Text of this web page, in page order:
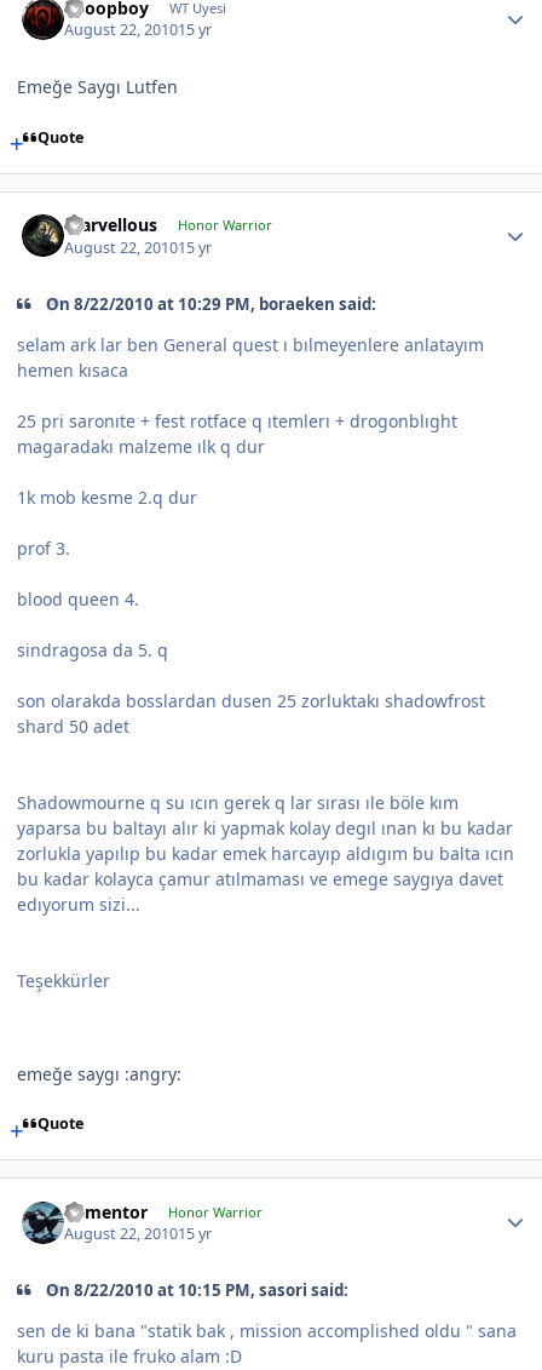
Snoopboy WT Uyesi
August 22, 201015 yr
Emeğe Saygı Lutfen
Quote
marvellous Honor Warrior
August 22, 201015 yr
On 8/22/2010 at 10:29 PM, boraeken said:
selam ark lar ben General quest ı bılmeyenlere anlatayım
hemen kısaca
25 pri saronıte + fest rotface q ıtemlerı + drogonblıght
magaradakı malzeme ılk q dur
1k mob kesme 2.q dur
prof 3.
blood queen 4.
sindragosa da 5. q
son olarakda bosslardan dusen 25 zorluktakı shadowfrost
shard 50 adet
Shadowmourne q su ıcın gerek q lar sırası ıle böle kım
yaparsa bu baltayı alır ki yapmak kolay degıl ınan kı bu kadar
zorlukla yapılıp bu kadar emek harcayıp aldıgım bu balta ıcın
bu kadar kolayca çamur atılmaması ve emege saygıya davet
edıyorum sizi...
Teşekkürler
emeğe saygı :angry:
Quote
dementor Honor Warrior
August 22, 201015 yr
On 8/22/2010 at 10:15 PM, sasori said:
sen de ki bana "statik bak , mission accomplished oldu " sana
kuru pasta ile fruko alam :D